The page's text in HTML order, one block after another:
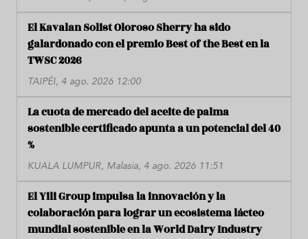
El Kavalan Solist Oloroso Sherry ha sido
galardonado con el premio Best of the Best en la
TWSC 2026
TAIPÉI, 4 ago. 2026 12:00
La cuota de mercado del aceite de palma
sostenible certificado apunta a un potencial del 40
%
KUALA LUMPUR, Malasia, 4 ago. 2026 11:51
El Yili Group impulsa la innovación y la
colaboración para lograr un ecosistema lácteo
mundial sostenible en la World Dairy Industry